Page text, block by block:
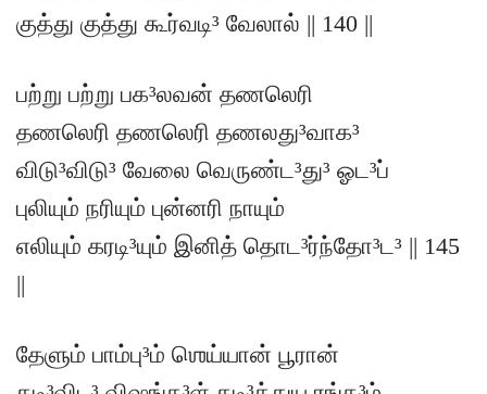
குத்து குத்து கூர்வடி³ வேலால் || 140 ||
பற்று பற்று பக³லவன் தணலெரி
தணலெரி தணலெரி தணலது³வாக³
விடு³விடு³ வேலை வெருண்ட³து³ ஓட³ப்
புலியும் நரியும் புன்னரி நாயும்
எலியும் கரடி³யும் இனித் தொட³ர்ந்தோ³ட³ || 145
||
தேளும் பாம்பு³ம் ஶெய்யான் பூரான்